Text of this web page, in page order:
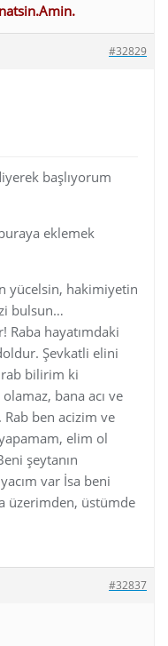
#32829
başlıyorum
eklemek
yücelsin, hakimiyetin
bulsun…
Raba hayatımdaki
Şevkatli elini
bilirim ki
bana acı ve
ben acizim ve
elim ol
şeytanın
var İsa beni
üzerimden, üstümde
#32837